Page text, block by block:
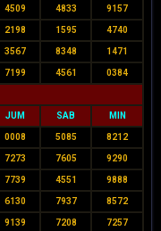
4509 4833 9157
2198 1595 4740
3567 8348 1471
7199 4561 0384
JUM SAB MIN
0008 5085 8212
7273 7605 9290
7739 4551 9888
6130 7937 8572
9139 7208 7257